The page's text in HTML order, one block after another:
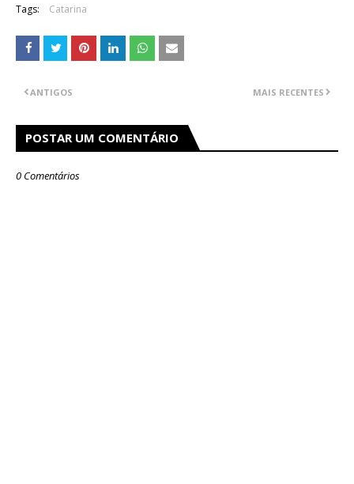
Tags: Catarina
MAIS RECENTES
ANTIGOS
POSTAR UM COMENTÁRIO
0 Comentários